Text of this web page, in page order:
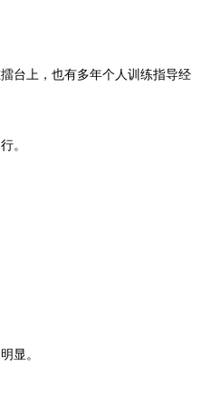
台上，也有多年个人训练指导经
。
显。